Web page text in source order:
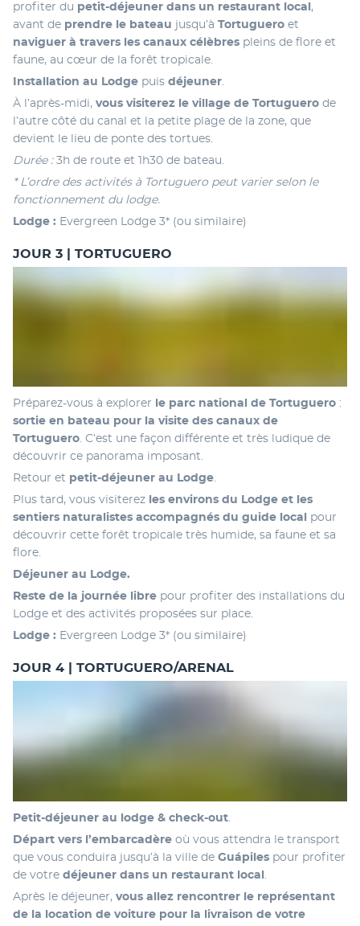
profiter du petit-déjeuner dans un restaurant local ,
avant de prendre le bateau jusqu’à Tortuguero
naviguer à travers les canaux célèbres pleins de flore et
faune, au cœur de la forêt tropicale.
Installation au Lodge puis déjeuner
À l’après-midi, vous visiterez le village de Tortuguero de
l’autre côté du canal et la petite plage de la zone, que
devient le lieu de ponte des tortues.
Durée : 3h de route et 1h30 de bateau.
* L’ordre des activités à Tortuguero peut varier selon le
fonctionnement du lodge.
Lodge : Evergreen Lodge 3* (ou similaire)
JOUR 3 | TORTUGUERO
Préparez-vous à explorer le parc national de Tortuguero
sortie en bateau pour la visite des canaux de
Tortuguero. C’est une façon différente et très ludique de
découvrir ce panorama imposant.
Retour et petit-déjeuner au Lodge.
Plus tard, vous visiterez les environs du Lodge et les
sentiers naturalistes accompagnés du guide local pour
découvrir cette forêt tropicale très humide, sa faune et sa
flore.
Déjeuner au Lodge.
Reste de la journée libre pour profiter des installations du
Lodge et des activités proposées sur place.
Lodge : Evergreen Lodge 3* (ou similaire)
JOUR 4 | TORTUGUERO/ARENAL
Petit-déjeuner au lodge & check-out.
Départ vers l’embarcadère où vous attendra le transport
que vous conduira jusqu’à la ville de Guápiles pour profiter
de votre déjeuner dans un restaurant local .
Après le déjeuner, vous allez rencontrer le représentant
de la location de voiture pour la livraison de votre